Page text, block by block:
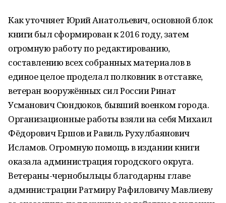
Как уточняет Юрий Анатольевич, основной блок
книги был сформирован к 2016 году, затем
огромную работу по редактированию,
составлению всех собранных материалов в
единое целое проделал полковник в отставке,
ветеран вооружённых сил России Ринат
Усманович Сюндюков, бывший военком города.
Организационные работы взяли на себя Михаил
Фёдорович Ершов и Равиль Рухулбаянович
Исламов. Огромную помощь в издании книги
оказала администрация городского округа.
Ветераны-чернобыльцы благодарны главе
администрации Ратмиру Рафиловичу Мавлиеву